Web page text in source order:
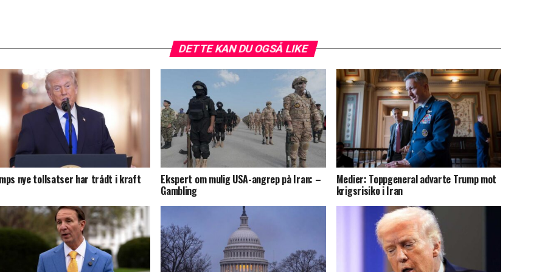
DETTE KAN DU OGSÅ LIKE
nye tollsatser har trådt i kraft Ekspert om mulig USA-angrep på Iran: –
Gambling
Medier: Toppgeneral advarte Trump mot
krigsrisiko i Iran